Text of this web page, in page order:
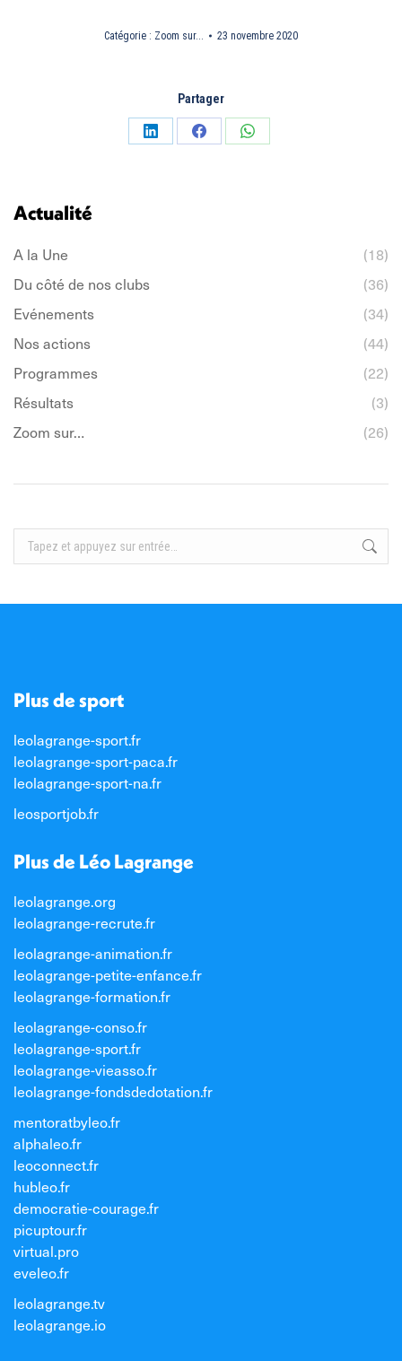
Catégorie : Zoom sur... 23 novembre 2020
Partager
PartagerPartagerPartager
Actualité
A la Une
(18)
Du côté de nos clubs
(36)
Evénements
(34)
Nos actions
(44)
Programmes
(22)
Résultats
(3)
Zoom sur…
(26)
Recherche
Plus de sport
leolagrange-sport.fr
leolagrange-sport-paca.fr
leolagrange-sport-na.fr
leosportjob.fr
Plus de Léo Lagrange
leolagrange.org
leolagrange-recrute.fr
leolagrange-animation.fr
leolagrange-petite-enfance.fr
leolagrange-formation.fr
leolagrange-conso.fr
leolagrange-sport.fr
leolagrange-vieasso.fr
leolagrange-fondsdedotation.fr
mentoratbyleo.fr
alphaleo.fr
leoconnect.fr
hubleo.fr
democratie-courage.fr
picuptour.fr
virtual.pro
eveleo.fr
leolagrange.tv
leolagrange.io